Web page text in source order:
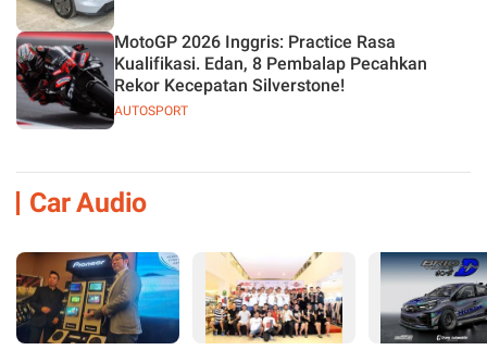
AUTOSPORT
MotoGP 2026 Inggris: Practice Rasa
Kualifikasi. Edan, 8 Pembalap Pecahkan
Rekor Kecepatan Silverstone!
Car Audio